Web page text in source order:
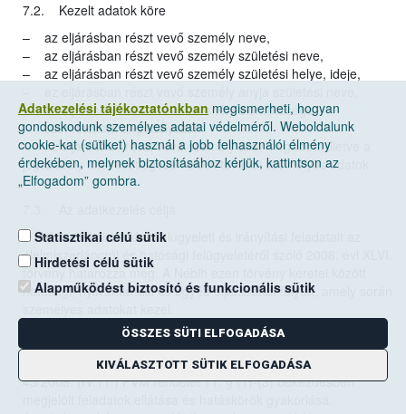
7.2. Kezelt adatok köre
– az eljárásban részt vevő személy neve,
– az eljárásban részt vevő személy születési neve,
– az eljárásban részt vevő személy születési helye, ideje,
– az eljárásban részt vevő személy elérhetősége
– csemetekerti engedélyszám
– az eljárásban részt vevő személy által megadott, illetve a
jogszabály által esetlegesen előírt további személyes adatok
A Nébih élelmiszerlánc felügyeleti és irányítási feladatait az
élelmiszerláncról és hatósági felügyeletéről szóló 2008. évi XLVI.
törvény határozza meg. A Nébih ezen törvény keretei között
hatósági, nyilvántartási és egyéb eljárásokat folytat, amely során
Az adatkezelés célja az Adatkezelő által az élelmiszerláncról és
hatósági felügyeletéről szóló 2008. évi XLVI. törvényben,
dísznövény szaporítóanyagok forgalomba hozataláról szóló
45/2008. (IV.11.) FVM rendelet 11. § (1)-(3) bekezdésben
Adatkezelési tájékoztatónkban megismerheti, hogyan
gondoskodunk személyes adatai védelméről. Weboldalunk
cookie-kat (sütiket) használ a jobb felhasználói élmény
érdekében, melynek biztosításához kérjük, kattintson az
„Elfogadom” gombra.
Statisztikai célú sütik
Hirdetési célú sütik
Alapműködést biztosító és funkcionális sütik
ÖSSZES SÜTI ELFOGADÁSA
KIVÁLASZTOTT SÜTIK ELFOGADÁSA